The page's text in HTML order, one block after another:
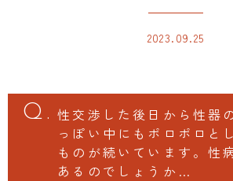
2023.09.25
性交渉した後日から性器
っぽい中にもポロポロと
ものが続いています。性
あるのでしょうか…